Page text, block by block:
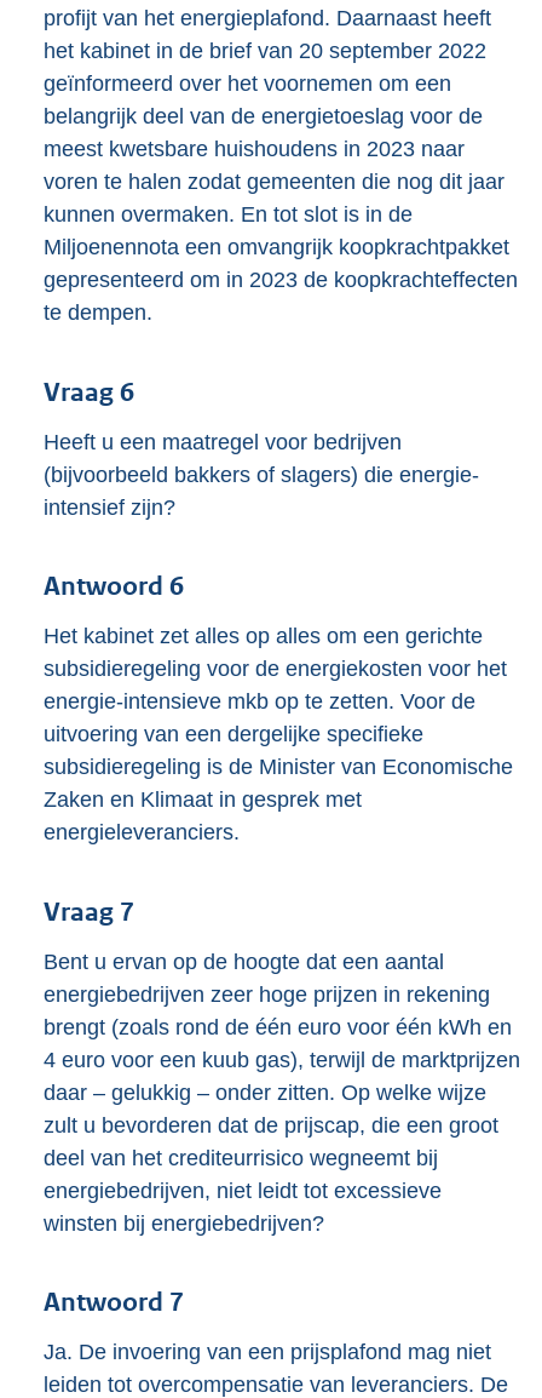
profijt van het energieplafond. Daarnaast heeft
het kabinet in de brief van 20 september 2022
geïnformeerd over het voornemen om een
belangrijk deel van de energietoeslag voor de
meest kwetsbare huishoudens in 2023 naar
voren te halen zodat gemeenten die nog dit jaar
kunnen overmaken. En tot slot is in de
Miljoenennota een omvangrijk koopkrachtpakket
gepresenteerd om in 2023 de koopkrachteffecten
te dempen.
Vraag 6
Heeft u een maatregel voor bedrijven
(bijvoorbeeld bakkers of slagers) die energie-
intensief zijn?
Antwoord 6
Het kabinet zet alles op alles om een gerichte
subsidieregeling voor de energiekosten voor het
energie-intensieve mkb op te zetten. Voor de
uitvoering van een dergelijke specifieke
subsidieregeling is de Minister van Economische
Zaken en Klimaat in gesprek met
energieleveranciers.
Vraag 7
Bent u ervan op de hoogte dat een aantal
energiebedrijven zeer hoge prijzen in rekening
brengt (zoals rond de één euro voor één kWh en
4 euro voor een kuub gas), terwijl de marktprijzen
daar – gelukkig – onder zitten. Op welke wijze
zult u bevorderen dat de prijscap, die een groot
deel van het crediteurrisico wegneemt bij
energiebedrijven, niet leidt tot excessieve
winsten bij energiebedrijven?
Antwoord 7
Ja. De invoering van een prijsplafond mag niet
leiden tot overcompensatie van leveranciers. De